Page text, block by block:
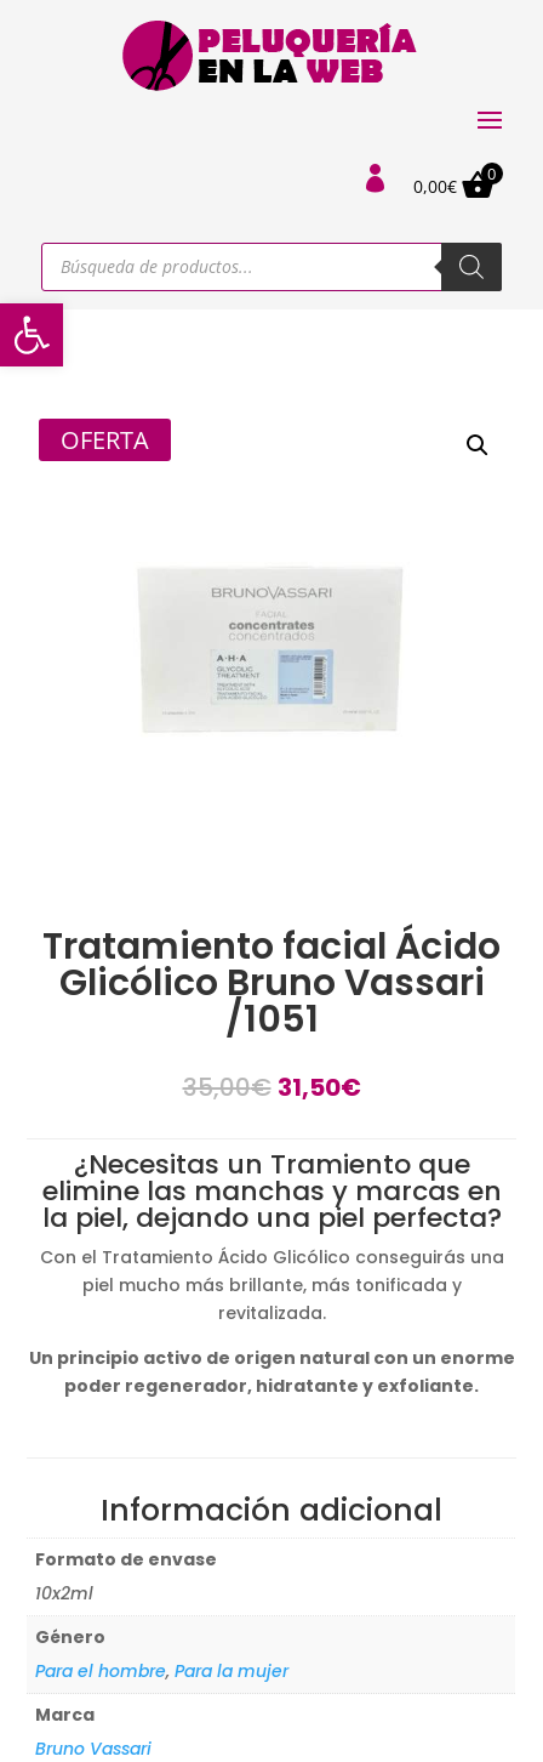
Abrir barra de herramientas
 0,00€
0
Búsqueda
productos
OFERTA
Tratamiento facial Ácido
Glicólico Bruno Vassari
/1051
35,00€ El
era:
35,00€.
31,50€El
es:
31,50€.
¿Necesitas un Tramiento que
elimine las manchas y marcas en
la piel, dejando una piel perfecta?
Con el Tratamiento Ácido Glicólico conseguirás una
piel mucho más brillante, más tonificada y
revitalizada.
Un principio activo de origen natural con un enorme
poder regenerador, hidratante y exfoliante.
Información adicional
Formato de envase
10x2ml
Género
Para el hombre,Para la mujer
Marca
Bruno Vassari